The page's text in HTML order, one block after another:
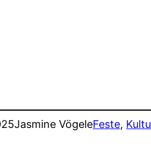
Jasmine VögeleFeste,